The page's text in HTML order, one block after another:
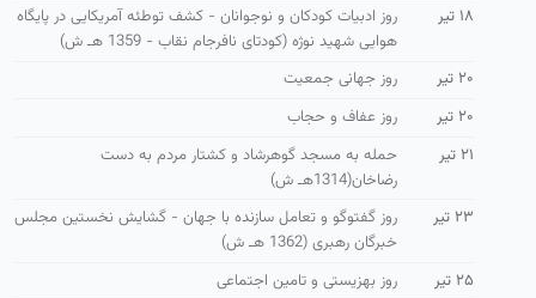
۱۸ تیر
روز ادبیات كودكان و نوجوانان - كشف توطئه آمریكایی در پایگاه
هوایی شهید نوژه (كودتای نافرجام نقاب - 1359 هـ ش)
۲۰ تیر
روز جهانی جمعیت
۲۰ تیر
روز عفاف و حجاب
۲۱ تیر
حمله به مسجد گوهرشاد و كشتار مردم به دست
رضاخان(1314هـ ش)
۲۳ تیر
روز گفتوگو و تعامل سازنده با جهان - گشایش نخستین مجلس
خبرگان رهبری (1362 هـ ش)
۲۵ تیر
روز بهزیستی و تامین اجتماعی